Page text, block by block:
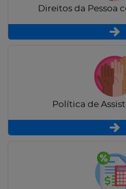
Direitos da Pessoa
Política de